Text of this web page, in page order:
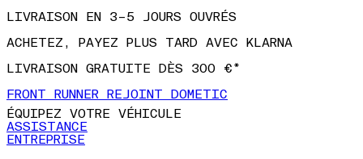
ACHETEZ, PAYEZ PLUS TARD AVEC KLARNA
LIVRAISON GRATUITE DÈS 300 €*
FRONT RUNNER REJOINT DOMETIC
ÉQUIPEZ VOTRE VÉHICULE
ASSISTANCE
ENTREPRISE